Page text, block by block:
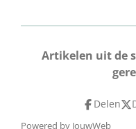
Artikelen uit de
Delen
Powered by JouwWeb